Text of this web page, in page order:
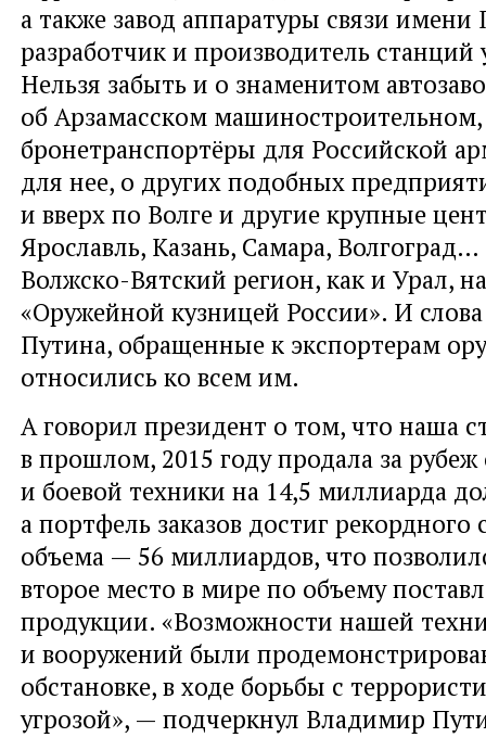
а также завод аппаратуры связи имени
разработчик и производитель станций
Нельзя забыть и о знаменитом
об Арзамасском машиностроительном,
бронетранспортёры для Российской
для нее, о других подобных
и вверх по Волге и другие крупные
Ярославль, Казань, Самара,
Волжско-Вятский регион, как и Урал,
«Оружейной кузницей России». И
Путина, обращенные к экспортерам
относились ко всем им.
А говорил президент о том, что наша
в прошлом, 2015 году продала за
и боевой техники на 14,5 миллиарда
а портфель заказов достиг рекордного
объема — 56 миллиардов, что
второе место в мире по объему
продукции. «Возможности нашей
и вооружений были
обстановке, в ходе борьбы с
угрозой», — подчеркнул Владимир